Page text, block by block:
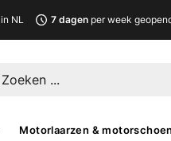
in NL 7 dagen per week
Motorlaarzen &